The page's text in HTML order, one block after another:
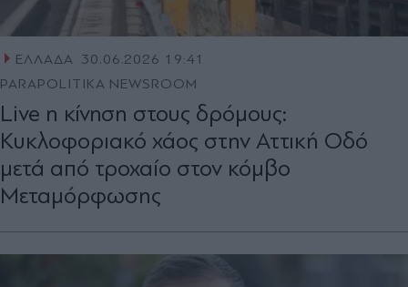
ΕΛΛΑΔΑ 30.06.2026 19:41
PARAPOLITIKA NEWSROOM
Live η κίνηση στους δρόμους:
Κυκλοφοριακό χάος στην Αττική Οδό
μετά από τροχαίο στον κόμβο
Μεταμόρφωσης